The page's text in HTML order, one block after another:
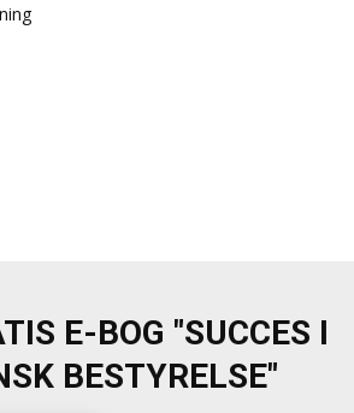
E-BOG "SUCCES I
BESTYRELSE"